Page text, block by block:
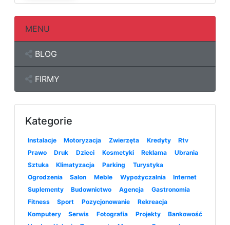
MENU
BLOG
FIRMY
Kategorie
Instalacje Motoryzacja Zwierzęta Kredyty
Rtv
Prawo
Druk Dzieci Kosmetyki Reklama
Ubrania
Sztuka
Klimatyzacja Parking
Turystyka
Ogrodzenia
Salon Meble Wypożyczalnia
Internet
Suplementy
Budownictwo Agencja
Gastronomia
Fitness
Sport Pozycjonowanie
Rekreacja
Komputery
Serwis Fotografia Projekty
Bankowość